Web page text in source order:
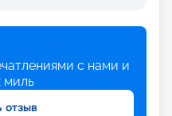
с нами и
миль
отзыв